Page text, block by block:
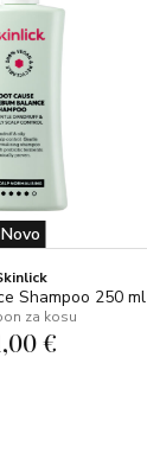
Novo
Shampoo 250 ml
za kosu
€